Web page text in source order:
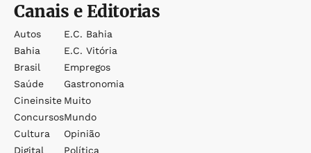
Canais e Editorias
Autos
Bahia
Brasil
Saúde
Cineinsite
Concursos
Cultura
Digital
E.c. Bahia
E.c. Vitória
Empregos
Gastronomia
Muito
Mundo
Opinião
Política